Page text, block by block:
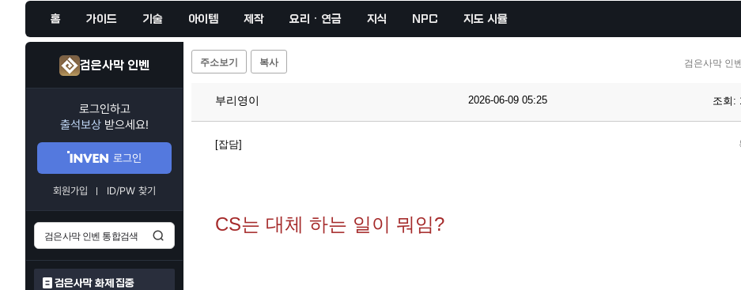
홈 가이드 기술 아이템 제작 요리 · 연금 지식 NPC 지도 시뮬
검은사막 인벤
로그인하고
출석보상 받으세요!
로그인
회원가입 ID/PW 찾기
검은사막 화제 집중
주소보기 복사 검은사막 인
부리영이 2026-06-09 05:25 조회:
[잡담]
CS는 대체 하는 일이 뭐임?